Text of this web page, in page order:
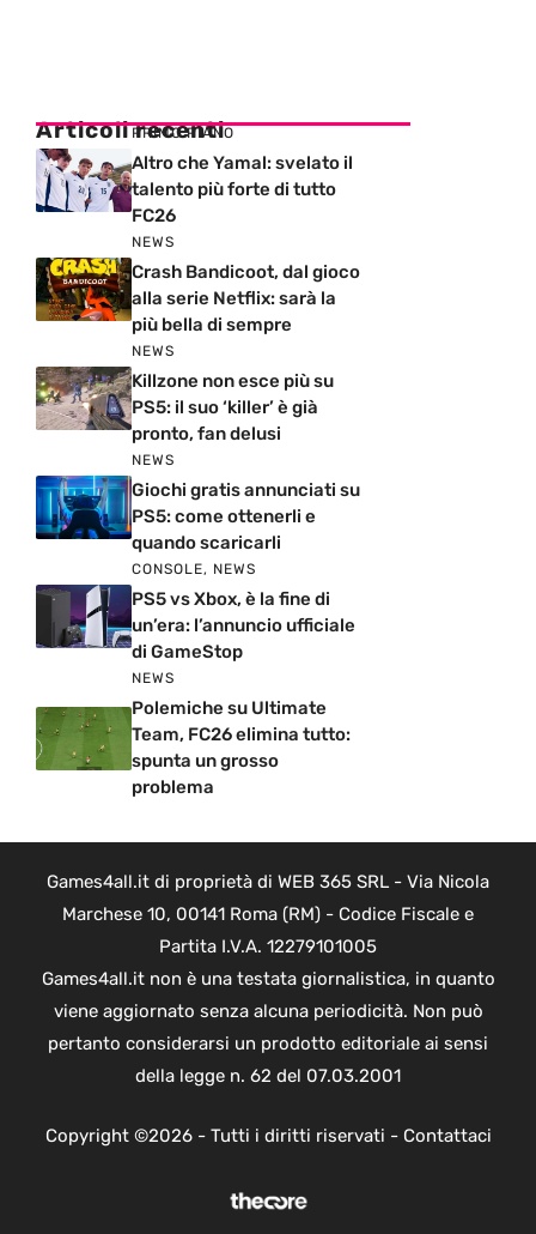
Articoli recenti
PRIMO PIANO
Altro che Yamal: svelato il
talento più forte di tutto
FC26
NEWS
Crash Bandicoot, dal gioco
alla serie Netflix: sarà la
più bella di sempre
NEWS
Killzone non esce più su
PS5: il suo ‘killer’ è già
pronto, fan delusi
NEWS
Giochi gratis annunciati su
PS5: come ottenerli e
quando scaricarli
CONSOLE, NEWS
PS5 vs Xbox, è la fine di
un’era: l’annuncio ufficiale
di GameStop
NEWS
Polemiche su Ultimate
Team, FC26 elimina tutto:
spunta un grosso
problema
Games4all.it di proprietà di WEB 365 SRL - Via Nicola
Marchese 10, 00141 Roma (RM) - Codice Fiscale e
Partita I.V.A. 12279101005
Games4all.it non è una testata giornalistica, in quanto
viene aggiornato senza alcuna periodicità. Non può
pertanto considerarsi un prodotto editoriale ai sensi
della legge n. 62 del 07.03.2001
Copyright ©2026 - Tutti i diritti riservati - Contattaci